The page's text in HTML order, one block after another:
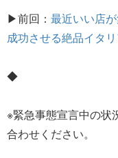
▶前回： 最近いい店
成功させる絶品イタリ
◆
※緊急事態宣言中の状
合わせください。